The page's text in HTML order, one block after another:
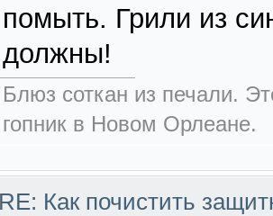
помыть. Грили из
должны!
Блюз соткан из печали.
гопник в Новом Орлеане.
RE: Как почистить